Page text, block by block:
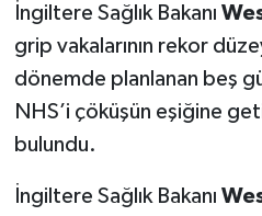
İngiltere Sağlık Bakanı
grip vakalarının rekor
dönemde planlanan beş
NHS’i çöküşün eşiğine
bulundu.
İngiltere Sağlık Bakanı